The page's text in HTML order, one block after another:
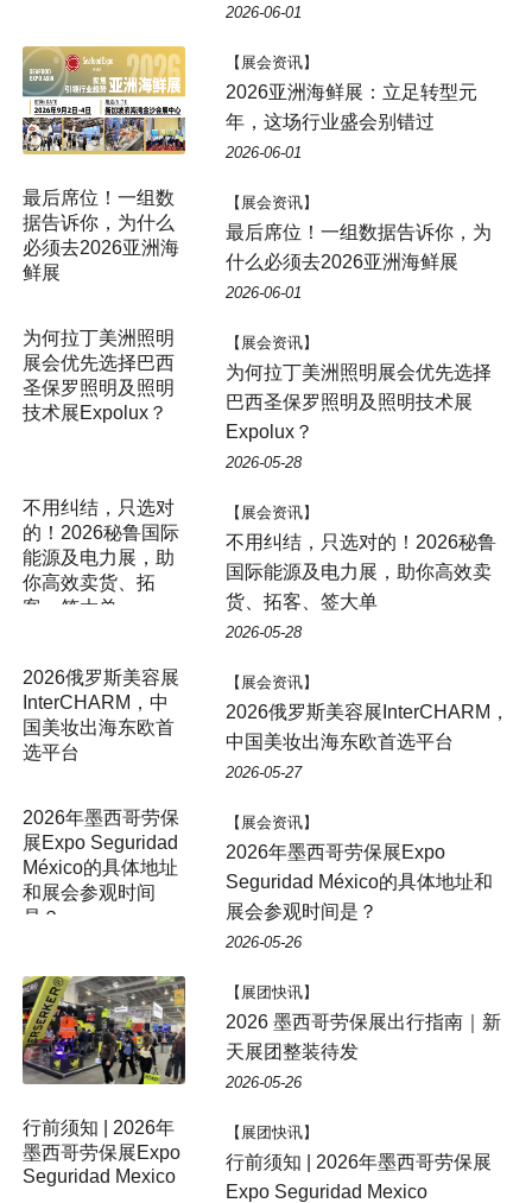
2026-06-01
【展会资讯】
2026亚洲海鲜展：立足转型元
年，这场行业盛会别错过
2026-06-01
最后席位！一组数
据告诉你，为什么
必须去2026亚洲海
鲜展
【展会资讯】
最后席位！一组数据告诉你，为
什么必须去2026亚洲海鲜展
2026-06-01
为何拉丁美洲照明
展会优先选择巴西
圣保罗照明及照明
技术展Expolux？
【展会资讯】
为何拉丁美洲照明展会优先选择
巴西圣保罗照明及照明技术展
Expolux？
2026-05-28
不用纠结，只选对
的！2026秘鲁国际
能源及电力展，助
你高效卖货、拓
客、签大单
【展会资讯】
不用纠结，只选对的！2026秘鲁
国际能源及电力展，助你高效卖
货、拓客、签大单
2026-05-28
2026俄罗斯美容展
InterCHARM，中
国美妆出海东欧首
选平台
【展会资讯】
2026俄罗斯美容展InterCHARM，
中国美妆出海东欧首选平台
2026-05-27
2026年墨西哥劳保
展Expo Seguridad
México的具体地址
和展会参观时间
是？
【展会资讯】
2026年墨西哥劳保展Expo
Seguridad México的具体地址和
展会参观时间是？
2026-05-26
【展团快讯】
2026 墨西哥劳保展出行指南｜新
天展团整装待发
2026-05-26
行前须知 | 2026年
墨西哥劳保展Expo
Seguridad Mexico
【展团快讯】
行前须知 | 2026年墨西哥劳保展
Expo Seguridad Mexico